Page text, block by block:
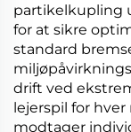
partikelkupling
for at sikre
standard
drift ved
lejerspil for hver
modtager